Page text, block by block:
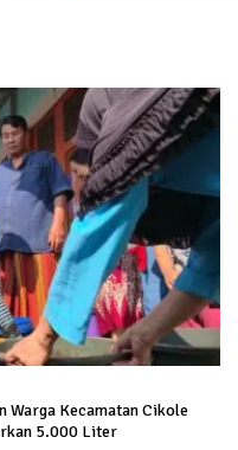
Warga Kecamatan Cikole
5.000 Liter